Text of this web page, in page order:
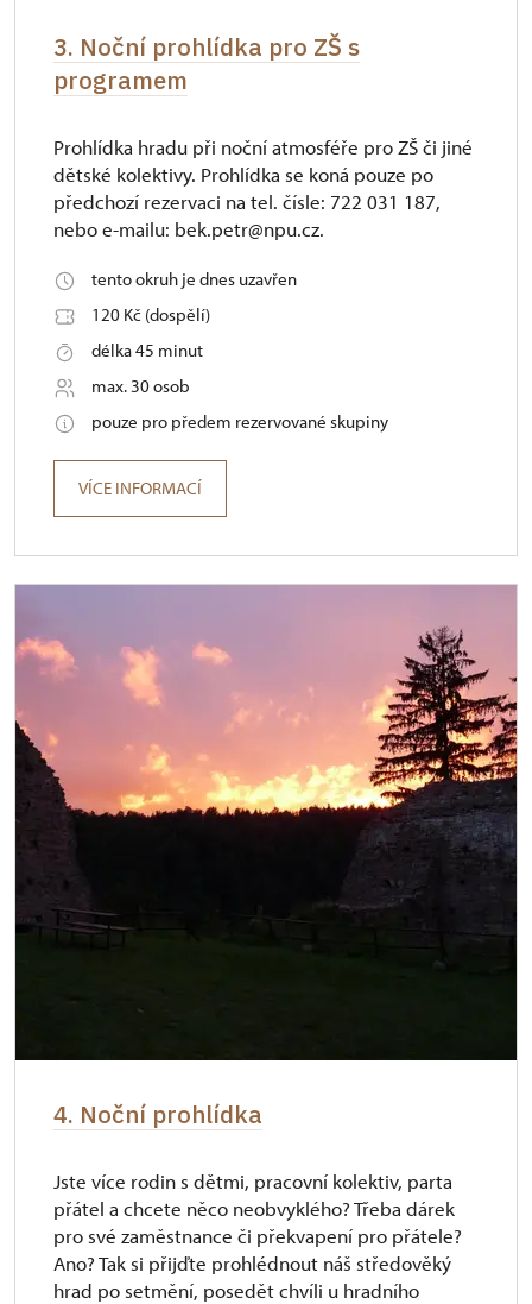
3. Noční prohlídka pro ZŠ s
programem
Prohlídka hradu při noční atmosféře pro ZŠ či jiné
dětské kolektivy. Prohlídka se koná pouze po
předchozí rezervaci na tel. čísle: 722 031 187,
nebo e-mailu: bek.petr@npu.cz.
tento okruh je dnes uzavřen
120 Kč (dospělí)
délka 45 minut
max. 30 osob
pouze pro předem rezervované skupiny
VÍCE INFORMACÍ
4. Noční prohlídka
Jste více rodin s dětmi, pracovní kolektiv, parta
přátel a chcete něco neobvyklého? Třeba dárek
pro své zaměstnance či překvapení pro přátele?
Ano? Tak si přijďte prohlédnout náš středověký
hrad po setmění, posedět chvíli u hradního